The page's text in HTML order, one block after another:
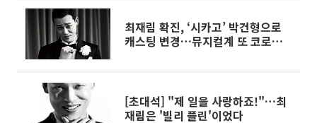
최재림 확진, ‘시카고’ 박건형으로
캐스팅 변경…뮤지컬계 또 코로나
[초대석] "제 일을 사랑하죠!"…최
재림은 '빌리 플린'이었다